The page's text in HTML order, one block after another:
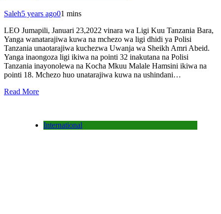
Saleh5 years ago01 mins
LEO Jumapili, Januari 23,2022 vinara wa Ligi Kuu Tanzania Bara,
Yanga wanatarajiwa kuwa na mchezo wa ligi dhidi ya Polisi
Tanzania unaotarajiwa kuchezwa Uwanja wa Sheikh Amri Abeid.
Yanga inaongoza ligi ikiwa na pointi 32 inakutana na Polisi
Tanzania inayonolewa na Kocha Mkuu Malale Hamsini ikiwa na
pointi 18. Mchezo huo unatarajiwa kuwa na ushindani…
Read More
International